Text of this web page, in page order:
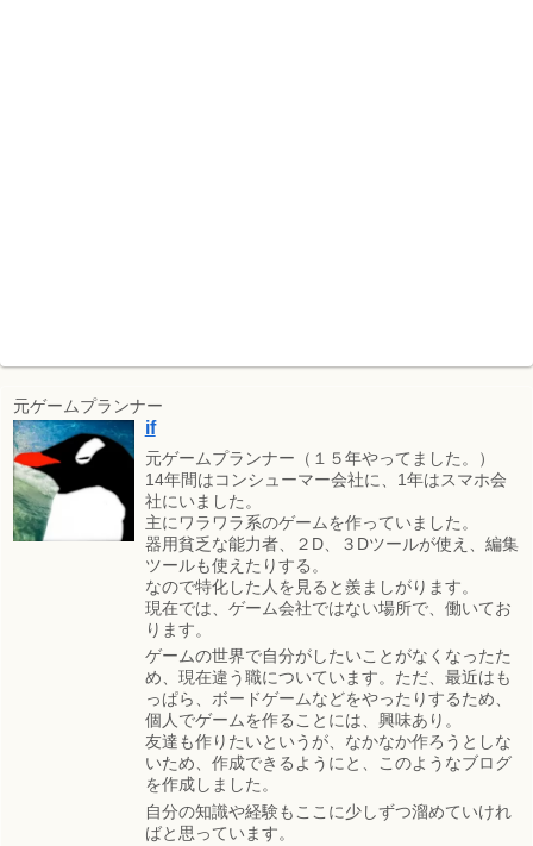
元ゲームプランナー
if
元ゲームプランナー（１５年やってました。）
14年間はコンシューマー会社に、1年はスマホ会
社にいました。
主にワラワラ系のゲームを作っていました。
器用貧乏な能力者、２D、３Dツールが使え、編集
ツールも使えたりする。
なので特化した人を見ると羨ましがります。
現在では、ゲーム会社ではない場所で、働いてお
ります。
ゲームの世界で自分がしたいことがなくなったた
め、現在違う職についています。ただ、最近はも
っぱら、ボードゲームなどをやったりするため、
個人でゲームを作ることには、興味あり。
友達も作りたいというが、なかなか作ろうとしな
いため、作成できるようにと、このようなブログ
を作成しました。
自分の知識や経験もここに少しずつ溜めていけれ
ばと思っています。